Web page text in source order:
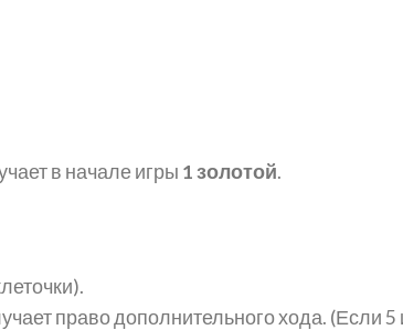
в начале игры 1 золотой.
право дополнительного хода. (Если 5